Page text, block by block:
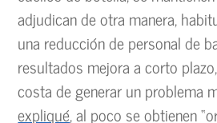
adjudican de otra manera,
una reducción de personal de
resultados mejora a corto
costa de generar un problema
expliqué, al poco se obtienen